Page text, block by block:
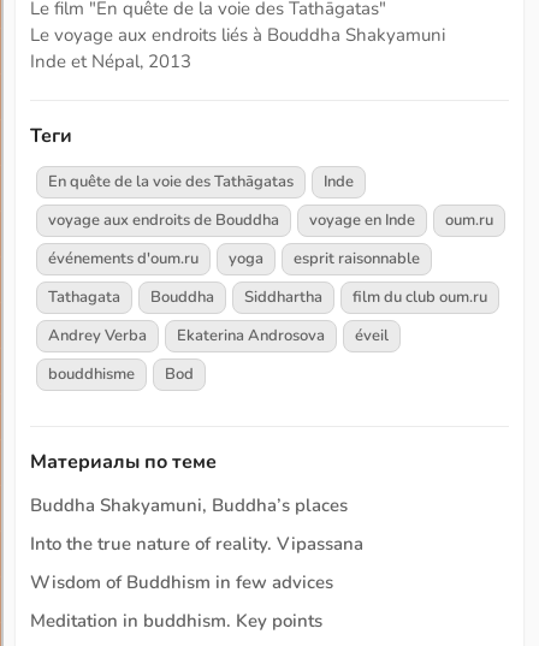
Le film "En quête de la voie des Tathāgatas"
Le voyage aux endroits liés à Bouddha Shakyamuni
Inde et Népal, 2013
Теги
En quête de la voie des Tathāgatas
Inde
voyage aux endroits de Bouddha
voyage en Inde
oum.ru
événements d'oum.ru
yoga
esprit raisonnable
Tathagata
Bouddha Siddhartha
film du club oum.ru
Andrey Verba
Ekaterina Androsova
éveil
bouddhisme
Bod
Материалы по теме
Buddha Shakyamuni, Buddha’s places
Into the true nature of reality. Vipassana
Wisdom of Buddhism in few advices
Meditation in buddhism. Key points